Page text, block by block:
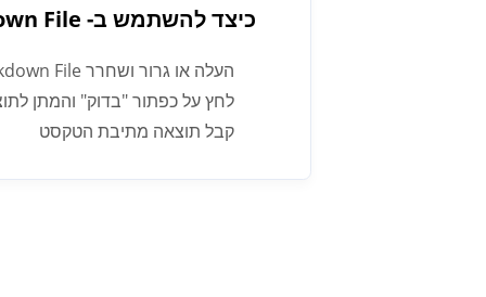
כיצד להשתמש ב- Markdown File זיהוי תוכן AI.
העלה או גרור ושחרר Markdown File מסמכים שברצונך לאמת עבור תוכן AI.
לחץ על כפתור "בדוק" והמתן
קבל תוצאה מתיבת הטקסט